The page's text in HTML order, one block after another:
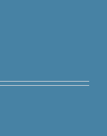
und Erfahrungen zu